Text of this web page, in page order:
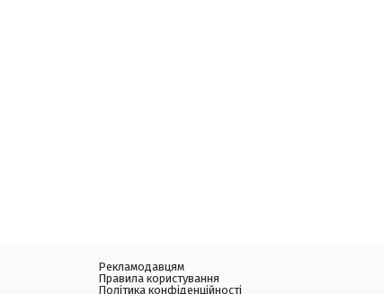
Рекламодавцям
Правила користування
Політика конфіденційності